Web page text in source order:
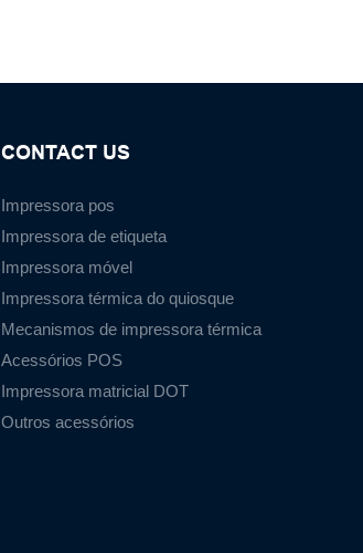
CONTACT US
Impressora pos
Impressora de etiqueta
Impressora móvel
Impressora térmica do quiosque
Mecanismos de impressora térmica
Acessórios POS
Impressora matricial DOT
Outros acessórios